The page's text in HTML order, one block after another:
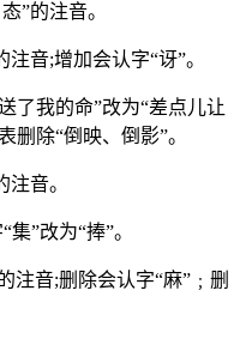
”的注音。
音;增加会认字“讶”。
了我的命”改为“差点儿让
删除“倒映、倒影”。
音。
”改为“捧”。
注音;删除会认字“麻”﹔删